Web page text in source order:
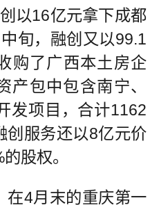
以16亿元拿下成都
旬，融创又以99.1
购了广西本土房企
产包中包含南宁、
发项目，合计1162
创服务还以8亿元价
股权。
在4月末的重庆第一